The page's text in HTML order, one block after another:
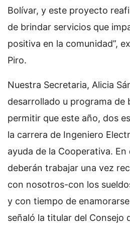
Bolívar, y este proyecto
de brindar servicios que
positiva en la comunidad”,
Piro.
Nuestra Secretaria, Alicia
desarrollado u programa de
permitir que este año, dos
la carrera de Ingeniero
ayuda de la Cooperativa.
deberán trabajar una vez
con nosotros-con los
y con tiempo de
señaló la titular del Consejo